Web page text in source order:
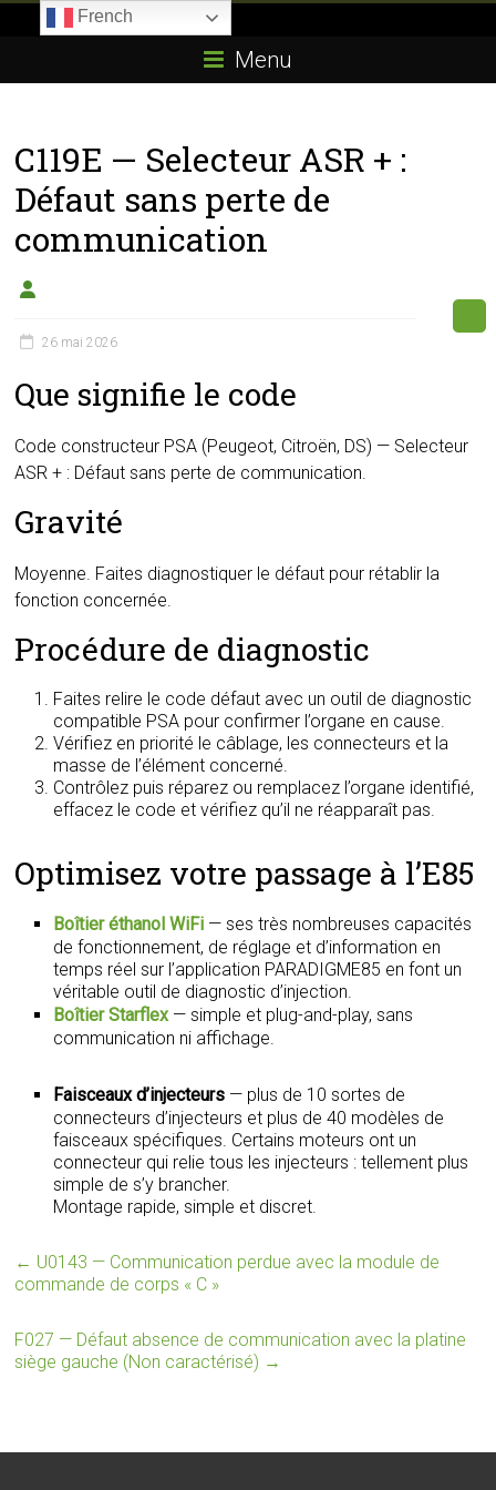
E85.com
passion
boîtier
éthanol
Menu
C119E — Selecteur ASR + :
Défaut sans perte de
communication
26 mai 2026
Que signifie le code
Code constructeur PSA (Peugeot, Citroën, DS) — Selecteur
ASR + : Défaut sans perte de communication.
Gravité
Moyenne. Faites diagnostiquer le défaut pour rétablir la
fonction concernée.
Procédure de diagnostic
Faites relire le code défaut avec un outil de diagnostic
compatible PSA pour confirmer l’organe en cause.
Vérifiez en priorité le câblage, les connecteurs et la
masse de l’élément concerné.
Contrôlez puis réparez ou remplacez l’organe identifié,
effacez le code et vérifiez qu’il ne réapparaît pas.
Optimisez votre passage à l’E85
Boîtier éthanol WiFi — ses très nombreuses capacités
de fonctionnement, de réglage et d’information en
temps réel sur l’application PARADIGME85 en font un
véritable outil de diagnostic d’injection.
Boîtier Starflex— simple et plug-and-play, sans
communication ni affichage.
Faisceaux d’injecteurs — plus de 10 sortes de
connecteurs d’injecteurs et plus de 40 modèles de
faisceaux spécifiques. Certains moteurs ont un
connecteur qui relie tous les injecteurs : tellement plus
simple de s’y brancher.
Montage rapide, simple et discret.
← U0143 — Communication perdue avec la module de
commande de corps « C »
F027 — Défaut absence de communication avec la platine
siège gauche (Non caractérisé) →
French